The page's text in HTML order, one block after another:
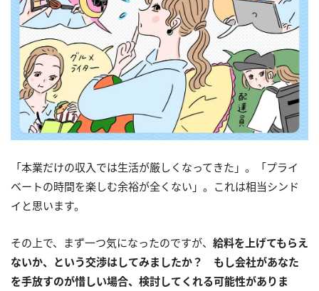
「本業だけの収入では生活が厳しくなってきた」。「プライ
ベートの時間を楽しむ余裕が全くない」。これは相当シンド
イと思います。
その上で、まず一つ気になったのですが、 給料を上げてもらえ
ないか、という交渉はしてみましたか？ もし会社があなた
を手放すのが惜しい場合、検討してくれる可能性がありま